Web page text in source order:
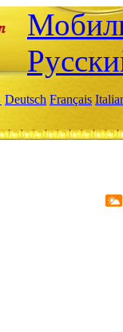
Deutsch Français